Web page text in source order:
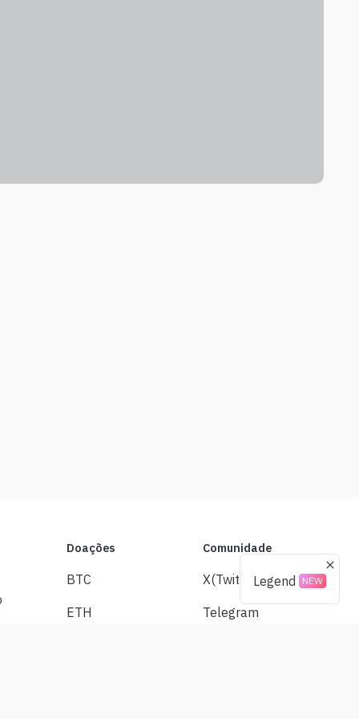
Legend NEW
Doações
BTC
ETH
Comunidade
X(Twitter)
Telegram